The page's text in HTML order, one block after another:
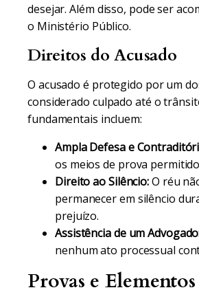
desejar. Além disso, pode ser
o Ministério Público.
Direitos do Acusado
O acusado é protegido por um
considerado culpado até o
fundamentais incluem:
Ampla Defesa e
os meios de prova
Direito ao Silêncio:O réu
permanecer em silêncio
prejuízo.
Assistência de um
nenhum ato processual
Provas e